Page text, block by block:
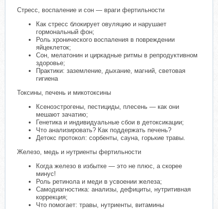
Стресс, воспаление и сон — враги фертильности
Как стресс блокирует овуляцию и нарушает
гормональный фон;
Роль хронического воспаления в повреждении
яйцеклеток;
Сон, мелатонин и циркадные ритмы в репродуктивном
здоровье;
Практики: заземление, дыхание, магний, световая
гигиена
Токсины, печень и микотоксины
Ксеноэстрогены, пестициды, плесень — как они
мешают зачатию;
Генетика и индивидуальные сбои в детоксикации;
Что анализировать? Как поддержать печень?
Детокс протокол: сорбенты, сауна, горькие травы.
Железо, медь и нутриенты фертильности
Когда железо в избытке — это не плюс, а скорее
минус!
Роль ретинола и меди в усвоении железа;
Самодиагностика: анализы, дефициты, нутритивная
коррекция;
Что помогает: травы, нутриенты, витамины